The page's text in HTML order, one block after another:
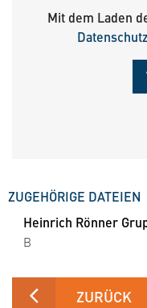
Mit dem Laden
ZUGEHÖRIGE DATEIEN
Heinrich Rönner
B
ZURÜCK